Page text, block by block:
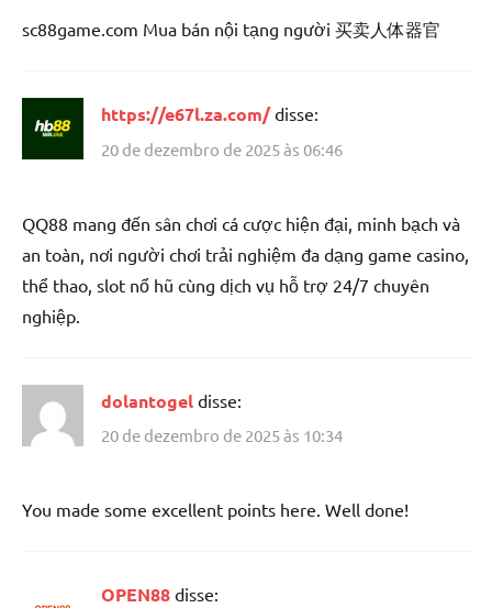
sc88game.com Mua bán nội tạng người 买卖人体器官
https://e67l.za.com/ disse:
20 de dezembro de 2025 às 06:46
QQ88 mang đến sân chơi cá cược hiện đại, minh bạch và
an toàn, nơi người chơi trải nghiệm đa dạng game casino,
thể thao, slot nổ hũ cùng dịch vụ hỗ trợ 24/7 chuyên
nghiệp.
dolantogel disse:
20 de dezembro de 2025 às 10:34
You made some excellent points here. Well done!
OPEN88 disse: